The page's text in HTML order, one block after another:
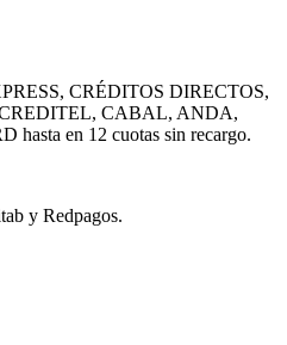
CRÉDITOS DIRECTOS,
CABAL, ANDA,
en 12 cuotas sin recargo.
y Redpagos.